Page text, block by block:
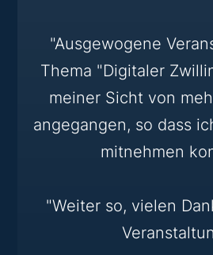
"Ausgewogene
Thema "Digitaler
meiner Sicht von
angegangen, so dass
mitnehmen
"Weiter so, vielen